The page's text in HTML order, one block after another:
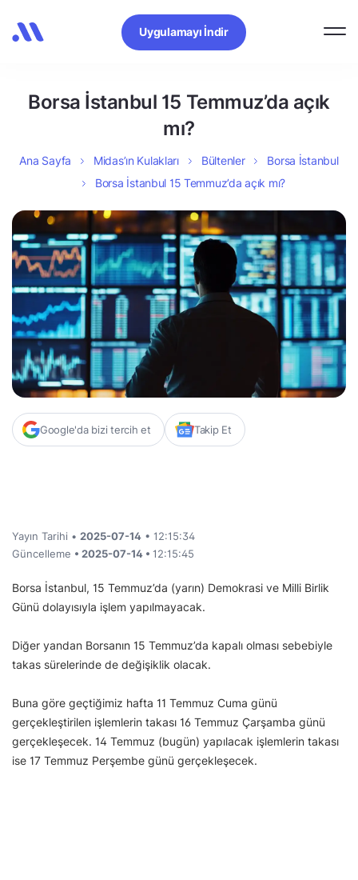
Uygulamayı İndir
Borsa İstanbul 15 Temmuz’da açık
mı?
Ana Sayfa Midas’ın Kulakları Bültenler
Borsa İstanbul
Borsa İstanbul 15 Temmuz’da açık mı?
Google'da bizi tercih et Takip Et
Yayın Tarihi • 2025-07-14 • 12:15:34
Güncelleme • 2025-07-14 • 12:15:45
Borsa İstanbul, 15 Temmuz’da (yarın) Demokrasi ve Milli Birlik
Günü dolayısıyla işlem yapılmayacak.
Diğer yandan Borsanın 15 Temmuz’da kapalı olması sebebiyle
takas sürelerinde de değişiklik olacak.
Buna göre geçtiğimiz hafta 11 Temmuz Cuma günü
gerçekleştirilen işlemlerin takası 16 Temmuz Çarşamba günü
gerçekleşecek. 14 Temmuz (bugün) yapılacak işlemlerin takası
ise 17 Temmuz Perşembe günü gerçekleşecek.